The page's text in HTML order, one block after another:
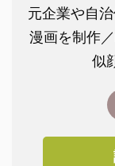
元企業や自
漫画を制作
似